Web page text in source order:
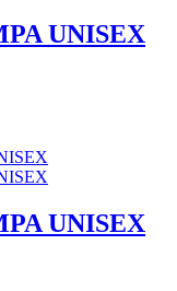
UNISEX
UNISEX